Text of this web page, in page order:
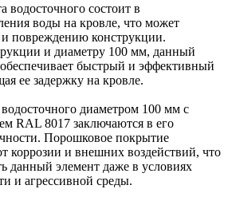
водосточного состоит в
воды на кровле, что может
повреждению конструкции.
и диаметру 100 мм, данный
быстрый и эффективный
ее задержку на кровле.
диаметром 100 мм с
RAL 8017 заключаются в его
Порошковое покрытие
коррозии и внешних воздействий, что
данный элемент даже в условиях
и агрессивной среды.